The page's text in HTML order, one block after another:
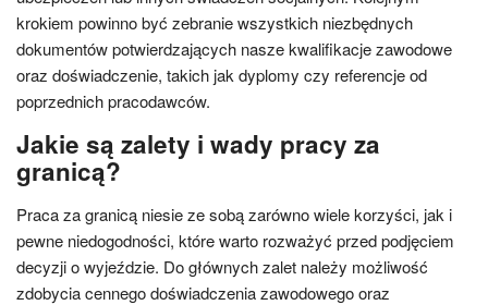
krokiem powinno być zebranie wszystkich niezbędnych
dokumentów potwierdzających nasze kwalifikacje zawodowe
oraz doświadczenie, takich jak dyplomy czy referencje od
poprzednich pracodawców.
Jakie są zalety i wady pracy za
granicą?
Praca za granicą niesie ze sobą zarówno wiele korzyści, jak i
pewne niedogodności, które warto rozważyć przed podjęciem
decyzji o wyjeździe. Do głównych zalet należy możliwość
zdobycia cennego doświadczenia zawodowego oraz